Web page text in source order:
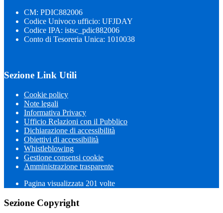
CM: PDIC882006
Codice Univoco ufficio: UFJDAY
Codice IPA: istsc_pdic882006
Conto di Tesoreria Unica: 1010038
Sezione Link Utili
Cookie policy
Note legali
Informativa Privacy
Ufficio Relazioni con il Pubblico
Dichiarazione di accessibilità
Obiettivi di accessibilità
Whistleblowing
Gestione consensi cookie
Amministrazione trasparente
Pagina visualizzata 201 volte
Sezione Copyright